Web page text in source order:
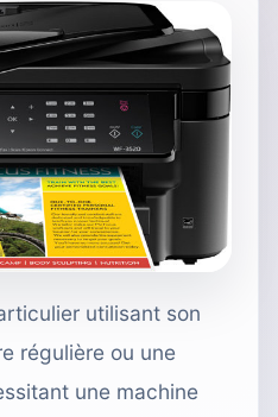
utilisant son
régulière ou une
une machine